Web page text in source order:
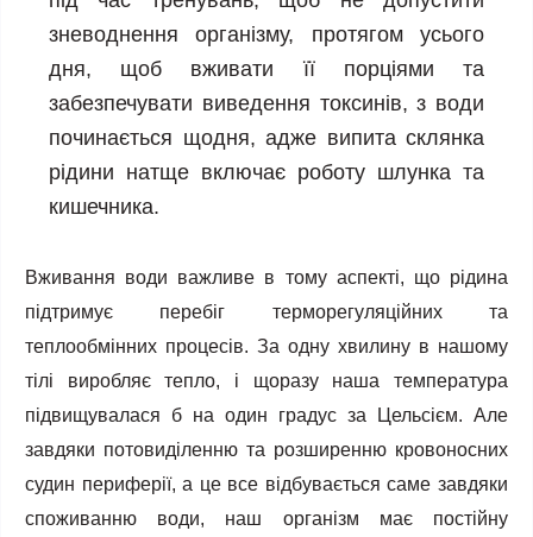
зневоднення організму, протягом усього
дня, щоб вживати її порціями та
забезпечувати виведення токсинів, з води
починається щодня, адже випита склянка
рідини натще включає роботу шлунка та
кишечника.
Вживання води важливе в тому аспекті, що рідина
підтримує перебіг терморегуляційних та
теплообмінних процесів. За одну хвилину в нашому
тілі виробляє тепло, і щоразу наша температура
підвищувалася б на один градус за Цельсієм. Але
завдяки потовиділенню та розширенню кровоносних
судин периферії, а це все відбувається саме завдяки
споживанню води, наш організм має постійну